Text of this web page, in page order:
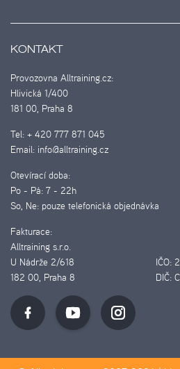
KONTAKT
Provozovna Alltraining.cz:
Hlivická 1/400
181 00, Praha 8
Tel: + 420 777 871 045
Email: info@alltraining.cz
Otevírací doba:
Po - Pá: 7 - 22h
So, Ne: pouze telefonická objednávka
Fakturace:
Alltraining s.r.o.
U Nádrže 2/618
IČO:
182 00, Praha 8
DIČ: